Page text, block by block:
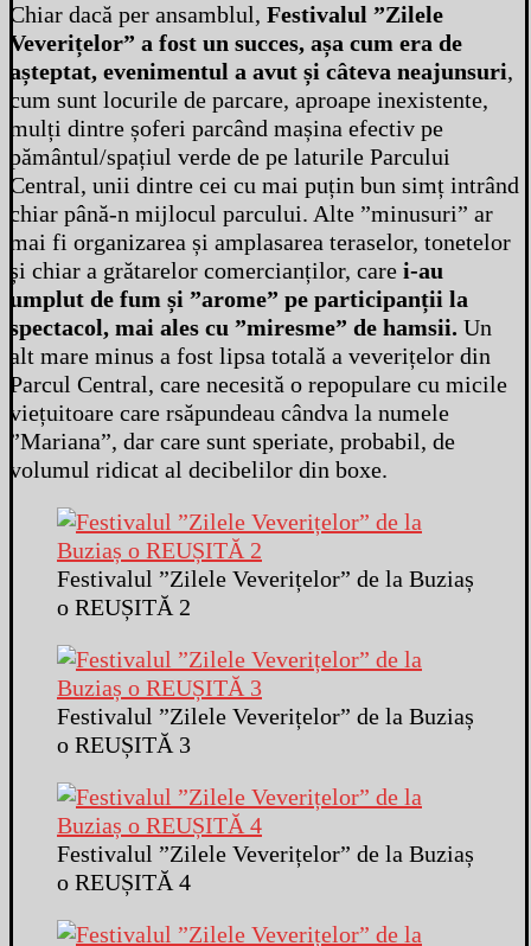
Chiar dacă per ansamblul, Festivalul ”Zilele
Veverițelor” a fost un succes, așa cum era de
așteptat, evenimentul a avut și câteva neajunsuri,
cum sunt locurile de parcare, aproape inexistente,
mulți dintre șoferi parcând mașina efectiv pe
pământul/spațiul verde de pe laturile Parcului
Central, unii dintre cei cu mai puțin bun simț intrând
chiar până-n mijlocul parcului. Alte ”minusuri” ar
mai fi organizarea și amplasarea teraselor, tonetelor
și chiar a grătarelor comercianților, care i-au
umplut de fum și ”arome” pe participanții la
spectacol, mai ales cu ”miresme” de hamsii. Un
alt mare minus a fost lipsa totală a veverițelor din
Parcul Central, care necesită o repopulare cu micile
viețuitoare care rsăpundeau cândva la numele
”Mariana”, dar care sunt speriate, probabil, de
volumul ridicat al decibelilor din boxe.
Festivalul ”Zilele Veverițelor” de la Buziaș
o REUȘITĂ 2
Festivalul ”Zilele Veverițelor” de la Buziaș
o REUȘITĂ 3
Festivalul ”Zilele Veverițelor” de la Buziaș
o REUȘITĂ 4